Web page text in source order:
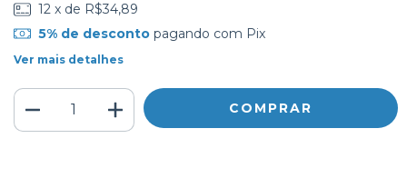
12 x de R$34,89
5% de descontopagando com Pix
Ver mais detalhes